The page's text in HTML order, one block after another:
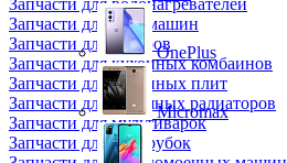
Запчасти для водонагревателей
Запчасти для кофемашин
Запчасти для кулеров
Запчасти для кухонных комбаинов
Запчасти для кухонных плит
Запчасти для масляных радиаторов
Запчасти для мультиварок
Запчасти для мясорубок
OnePlus
Micromax